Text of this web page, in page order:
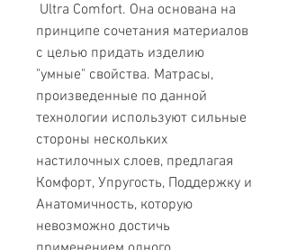
Ultra Comfort. Она основана на
принципе сочетания материалов
с целью придать изделию
"умные" свойства. Матрасы,
произведенные по данной
технологии используют сильные
стороны нескольких
настилочных слоев, предлагая
Комфорт, Упругость, Поддержку и
Анатомичность, которую
невозможно достичь